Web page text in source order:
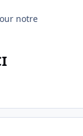
notre